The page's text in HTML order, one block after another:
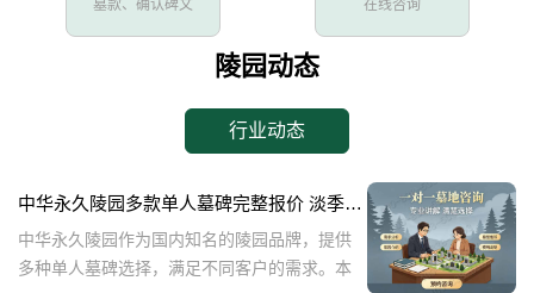
墓款、确认碑文
在线咨询
陵园动态
行业动态
中华永久陵园多款单人墓碑完整报价 淡季下单直降数千元详解
中华永久陵园作为国内知名的陵园品牌，提供
多种单人墓碑选择，满足不同客户的需求。本